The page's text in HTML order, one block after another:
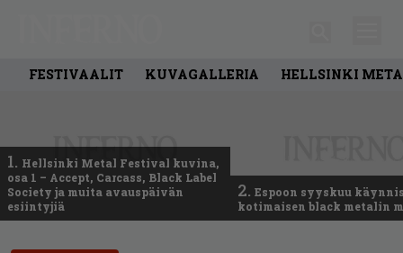
FESTIVAALIT KUVAGALLERIA HELLSINKI
1. Hellsinki Metal Festival kuvina,
osa 1 – Accept, Carcass, Black Label
Society ja muita avauspäivän
esiintyjiä
2. Espoon syyskuu
kotimaisen black metalin